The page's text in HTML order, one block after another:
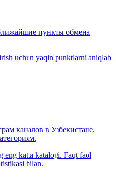
пункты обмена
uchun yaqin punktlarni aniqlab
каналов в Узбекистане.
eng katta katalogi. Faqt faol
bilan.